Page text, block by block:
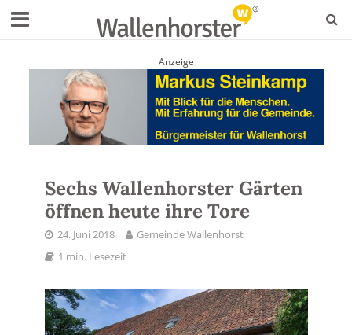
Anzeige
Sechs Wallenhorster Gärten
öffnen heute ihre Tore
24. Juni 2018
Gemeinde Wallenhorst
1 min. Lesezeit